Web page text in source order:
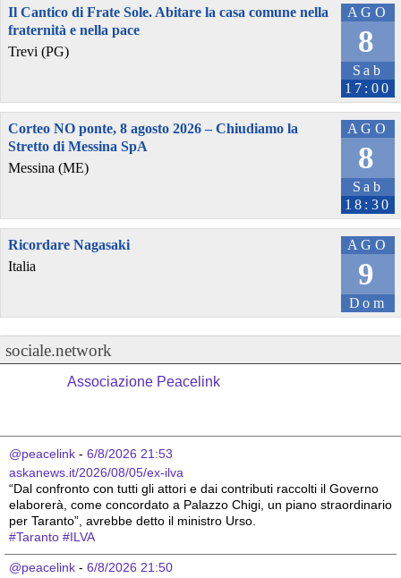
AGO
8
Sab
17:00
Il Cantico di Frate Sole. Abitare la casa comune nella
fraternità e nella pace
Trevi (PG)
AGO
8
Sab
18:30
Corteo NO ponte, 8 agosto 2026 – Chiudiamo la
Stretto di Messina SpA
Messina (ME)
AGO
9
Dom
Ricordare Nagasaki
Italia
sociale.network
Associazione Peacelink
@peacelink - 6/8/2026 21:53
askanews.it/2026/08/05/ex-ilva
“Dal confronto con tutti gli attori e dai contributi raccolti il Governo
elaborerà, come concordato a Palazzo Chigi, un piano straordinario
per Taranto”, avrebbe detto il ministro Urso.
#Taranto #ILVA
@peacelink - 6/8/2026 21:50